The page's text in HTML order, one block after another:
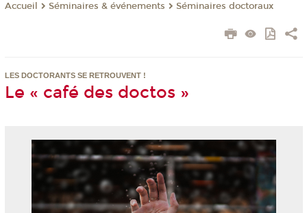
Accueil Séminaires & événements Séminaires doctoraux
LES DOCTORANTS SE RETROUVENT !
Le « café des doctos »